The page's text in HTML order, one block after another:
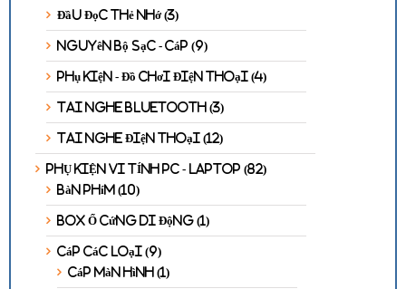
Đầu Đọc Thẻ Nhớ (3)
Nguyên Bộ Sạc - Cáp (9)
Phụ Kiện - Đồ Chơi Điện Thoại (4)
Tai Nghe Bluetooth (3)
Tai Nghe Điện Thoại (12)
PHỤ KIỆN VI TÍNH PC - LAPTOP (82)
Bàn Phím (10)
Box Ổ Cứng Di Động (1)
Cáp các loại (9)
Cáp Màn Hình (1)